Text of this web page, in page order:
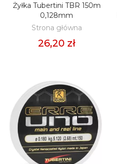
DODAJ DO KOSZYKA
Żyłka Tubertini TBR 150m
0,128mm
Strona główna
26,20 zł